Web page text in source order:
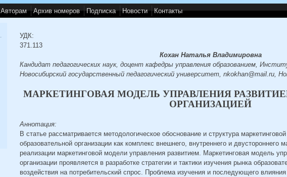
Авторам Архив номеров Подписка Новости Контакты
УДК:
371.113
Кохан Наталья Владимировна
Кандидат педагогических наук, доцент кафедры управления образованием,
Новосибирский государственный педагогический университет, nkokhan@mail.ru,
МАРКЕТИНГОВАЯ МОДЕЛЬ УПРАВЛЕНИЯ
ОРГАНИЗАЦИЕЙ
Аннотация:
В статье рассматривается методологическое обоснование и структура
образовательной организации как комплекс внешнего, внутреннего и двустороннего
реализации маркетинговой модели управления развитием. Маркетинговая модель
организации проявляется в разработке стратегии и тактики изучения рынка
воздействия на потребительский спрос. Проблема изучения и последующего